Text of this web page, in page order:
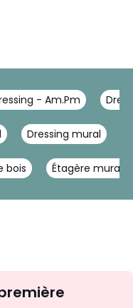
- Am.Pm
Dressing mural
bois Étagère